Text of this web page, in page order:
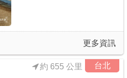
更多資訊
台北
約 655 公里